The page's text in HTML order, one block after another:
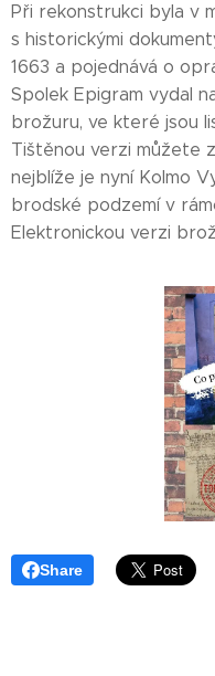
Při rekonstrukci byla v
s historickými
1663 a pojednává o
Spolek Epigram vydal
brožuru, ve které jsou
Tištěnou verzi můžete
nejblíže je nyní Kolmo
brodské podzemí v
Elektronickou verzi
Share